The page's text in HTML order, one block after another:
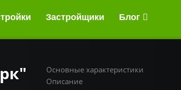
Застройщики Блог
Основные характеристики
Описание